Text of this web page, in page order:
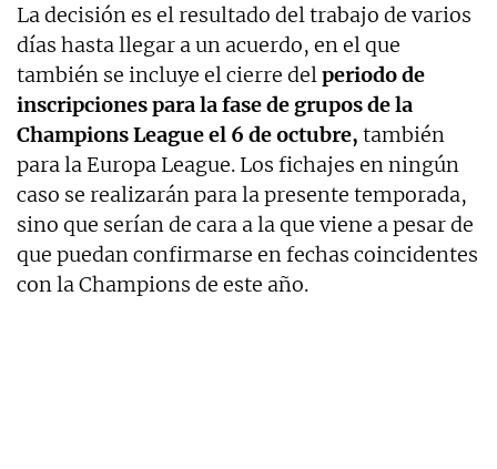
La decisión es el resultado del trabajo de varios
días hasta llegar a un acuerdo, en el que
también se incluye el cierre delperiodo de
inscripciones para la fase de grupos de la
Champions League el 6 de octubre, también
para la Europa League. Los fichajes en ningún
caso se realizarán para la presente temporada,
sino que serían de cara a la que viene a pesar de
que puedan confirmarse en fechas coincidentes
con la Champions de este año.